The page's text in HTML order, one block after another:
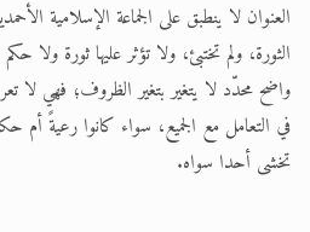
العنوان لا ينطبق على الجماعة الإسلامية
الثورة، ولم تختبئ، ولا تؤثر عليها ثورة
واضح محدّد لا يتغير بتغير الظروف؛ فهي لا
في التعامل مع الجميع، سواء كانوا رعيةً أم
تخشى أحدا سواه.